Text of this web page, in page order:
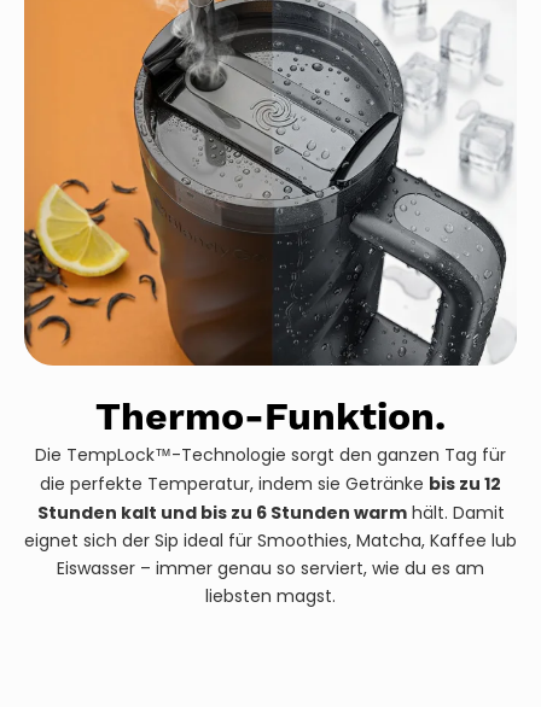
Thermo-Funktion.
Die TempLock™-Technologie sorgt den ganzen Tag für
die perfekte Temperatur, indem sie Getränke bis zu 12
Stunden kalt und bis zu 6 Stunden warmhält. Damit
eignet sich der Sip ideal für Smoothies, Matcha, Kaffee lub
Eiswasser – immer genau so serviert, wie du es am
liebsten magst.